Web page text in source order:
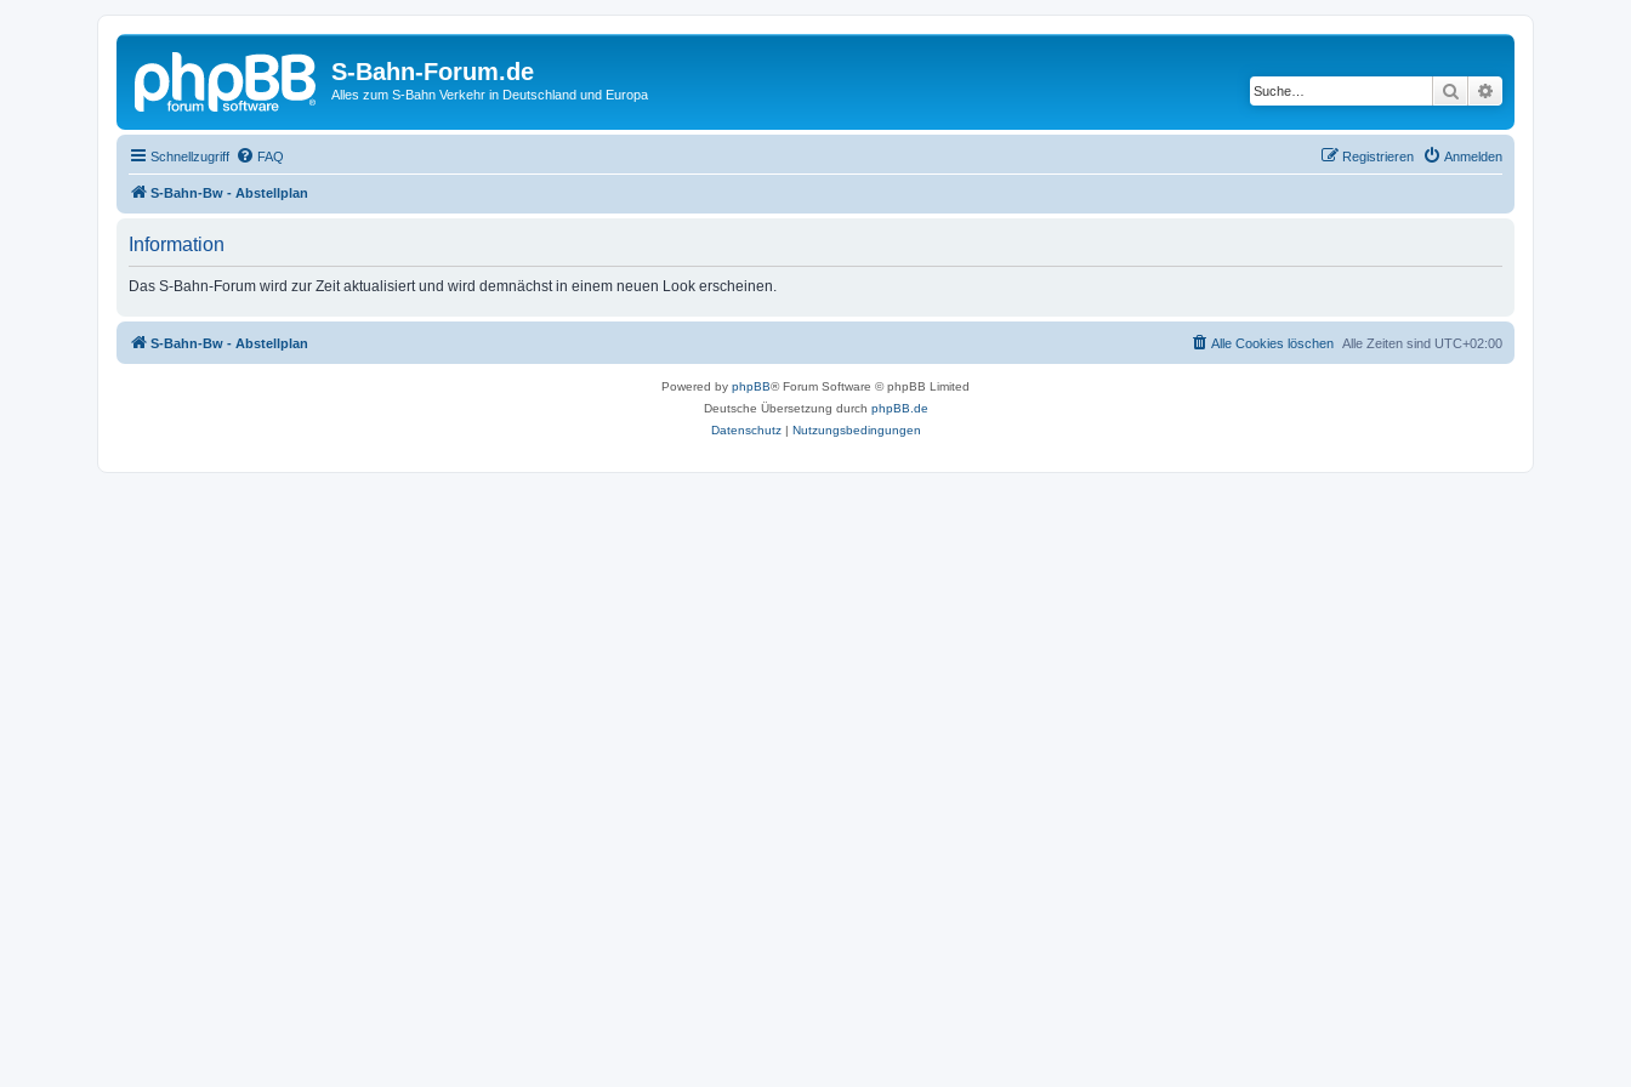
S-Bahn-Forum.de
Alles zum S-Bahn Verkehr in Deutschland und Europa Suche
Schnellzugriff FAQ Anmelden
Registrieren
S-Bahn-Bw - Abstellplan
Information
Das S-Bahn-Forum wird zur Zeit aktualisiert und wird demnächst in einem neuen Look erscheinen.
S-Bahn-Bw - Abstellplan Alle Zeiten sind UTC+02:00
Alle Cookies löschen
Powered by phpBB® Forum Software © phpBB Limited
Deutsche Übersetzung durch phpBB.de
Datenschutz| Nutzungsbedingungen